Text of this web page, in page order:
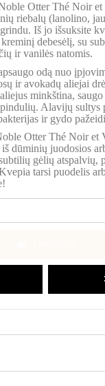
Otter Thé Noir et
riebalų (lanolino,
Iš jo išsuksite
debesėlį, su
ir vanilės natomis.
odą nuo
ir avokadų aliejai
minkština,
Alavijų sultys
ir gydo
Otter Thé Noir et
iš dūminių juodosios
gėlių atspalvių,
tarsi puodelis